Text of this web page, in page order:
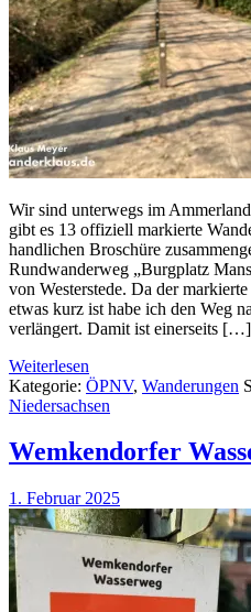
Wir sind unterwegs im
gibt es 13 offiziell markierte
handlichen Broschüre
Rundwanderweg „Burgplatz
von Westerstede. Da der
etwas kurz ist habe ich den Weg
verlängert. Damit ist einerseits […]
Weiterlesen
Kategorie: ÖPNV, Wanderungen
Niedersachsen
Wemkendorfer
1. Februar 2025